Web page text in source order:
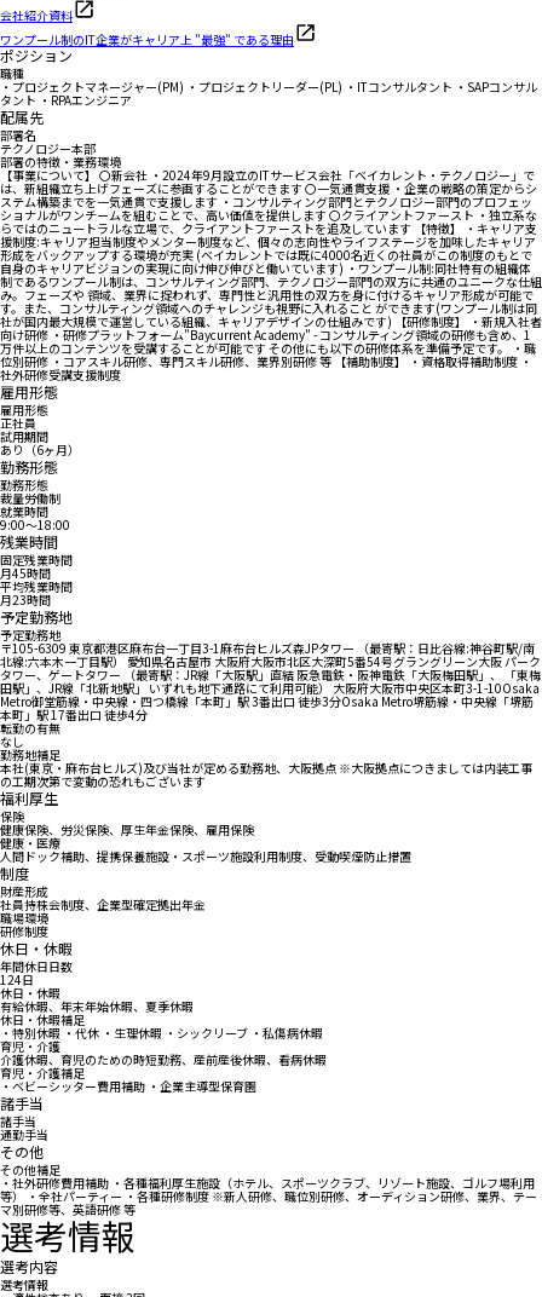
会社紹介資料
ワンプール制のIT企業がキャリア上 "最強" である理由
ポジション
職種
・プロジェクトマネージャー(PM) ・プロジェクトリーダー(PL) ・ITコンサルタント ・SAPコンサル
タント ・RPAエンジニア
配属先
部署名
テクノロジー本部
部署の特徴・業務環境
【事業について】 〇新会社 ・2024年9月設立のITサービス会社「ベイカレント・テクノロジー」で
は、新組織立ち上げフェーズに参画することができます 〇一気通貫支援 ・企業の戦略の策定からシ
ステム構築までを一気通貫で支援します ・コンサルティング部門とテクノロジー部門のプロフェッ
ショナルがワンチームを組むことで、高い価値を提供します 〇クライアントファースト ・独立系な
らではのニュートラルな立場で、クライアントファーストを追及しています 【特徴】 ・キャリア支
援制度:キャリア担当制度やメンター制度など、個々の志向性やライフステージを加味したキャリア
形成をバックアップする環境が充実 (ベイカレントでは既に4000名近くの社員がこの制度のもとで
自身のキャリアビジョンの実現に向け伸び伸びと働いています) ・ワンプール制:同社特有の組織体
制であるワンプール制は、コンサルティング部門、テクノロジー部門の双方に共通のユニークな仕組
み。フェーズや 領域、業界に捉われず、専門性と汎用性の双方を身に付けるキャリア形成が可能で
す。また、コンサルティング領域へのチャレンジも視野に入れること ができます(ワンプール制は同
社が国内最大規模で運営している組織、キャリアデザインの仕組みです) 【研修制度】 ・新規入社者
向け研修 ・研修プラットフォーム"Baycurrent Academy" - コンサルティング領域の研修も含め、1
万件以上のコンテンツを受講することが可能です その他にも以下の研修体系を準備予定です。 ・職
位別研修 ・コアスキル研修、専門スキル研修、業界別研修 等 【補助制度】 ・資格取得補助制度 ・
社外研修受講支援制度
雇用形態
雇用形態
正社員
試用期間
あり（6ヶ月）
勤務形態
勤務形態
裁量労働制
就業時間
9:00〜18:00
残業時間
固定残業時間
月45時間
平均残業時間
月23時間
予定勤務地
予定勤務地
〒105-6309 東京都港区麻布台一丁目3-1麻布台ヒルズ森JPタワー （最寄駅：日比谷線:神谷町駅/南
北線:六本木一丁目駅） 愛知県名古屋市 大阪府大阪市北区大深町5番54号グラングリーン大阪 パーク
タワー、ゲートタワー （最寄駅：JR線「大阪駅」直結 阪急電鉄・阪神電鉄「大阪梅田駅」、 「東梅
田駅」、JR線「北新地駅」 いずれも地下通路にて利用可能） 大阪府大阪市中央区本町3-1-10Osaka
Metro御堂筋線・中央線・四つ橋線「本町」駅 3番出口 徒歩3分Osaka Metro堺筋線・中央線「堺筋
本町」駅 17番出口 徒歩4分
転勤の有無
なし
勤務地補足
本社(東京・麻布台ヒルズ)及び当社が定める勤務地、大阪拠点 ※大阪拠点につきましては内装工事
の工期次第で変動の恐れもございます
福利厚生
保険
健康保険、労災保険、厚生年金保険、雇用保険
健康・医療
人間ドック補助、提携保養施設・スポーツ施設利用制度、受動喫煙防止措置
制度
財産形成
社員持株会制度、企業型確定拠出年金
職場環境
研修制度
休日・休暇
年間休日日数
124日
休日・休暇
有給休暇、年末年始休暇、夏季休暇
休日・休暇補足
・特別休暇 ・代休 ・生理休暇 ・シックリーブ ・私傷病休暇
育児・介護
介護休暇、育児のための時短勤務、産前産後休暇、看病休暇
育児・介護補足
・ベビーシッター費用補助 ・企業主導型保育園
諸手当
諸手当
通勤手当
その他
その他補足
・社外研修費用補助 ・各種福利厚生施設（ホテル、スポーツクラブ、リゾート施設、ゴルフ場利用
等） ・全社パーティー ・各種研修制度 ※新人研修、職位別研修、オーディション研修、業界、テー
マ別研修等、英語研修 等
選考情報
選考内容
選考情報